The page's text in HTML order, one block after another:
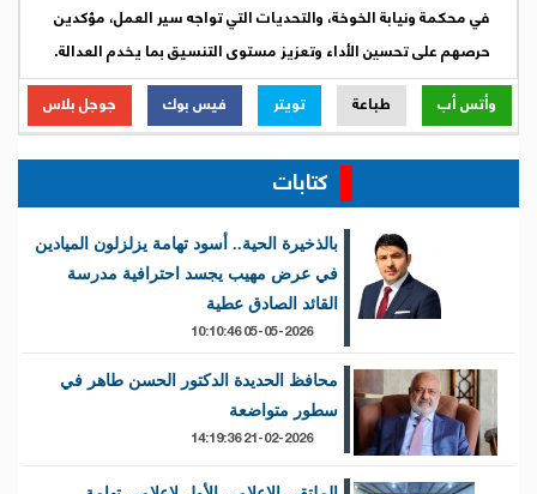
في محكمة ونيابة الخوخة، والتحديات التي تواجه سير العمل، مؤكدين
حرصهم على تحسين الأداء وتعزيز مستوى التنسيق بما يخدم العدالة.
وأتس أب
طباعة تويتر فيس بوك جوجل بلاس
كتابات
بالذخيرة الحية.. أسود تهامة يزلزلون الميادين
في عرض مهيب يجسد احترافية مدرسة
القائد الصادق عطية
05-05-2026 10:10:46
محافظ الحديدة الدكتور الحسن طاهر في
سطور متواضعة
21-02-2026 14:19:36